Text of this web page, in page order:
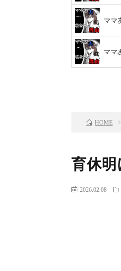
ママ
ママ
HOME
育休
2026.02.08